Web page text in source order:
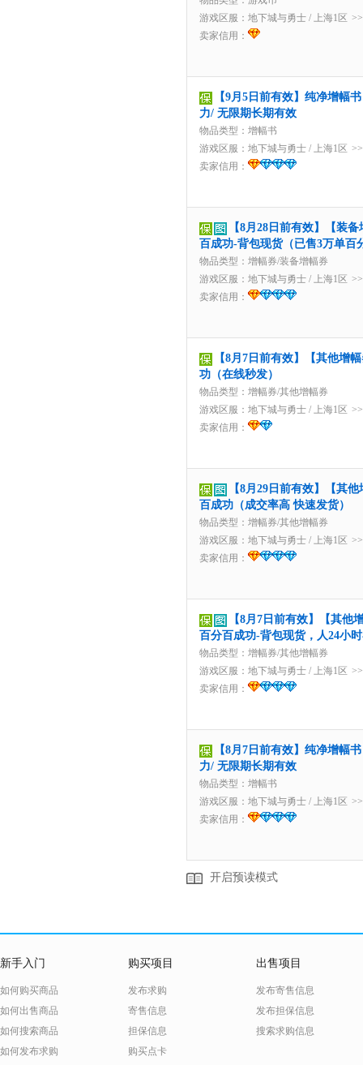
游戏区服： 地下城与勇士 / 上海1区
卖家信用：
【9月5日前有效】纯净增幅
力/ 无限期长期有效
物品类型：增幅书
游戏区服： 地下城与勇士 / 上海1区
卖家信用：
【8月28日前有效】【装
百成功-背包现货（已售3万单百
物品类型：增幅券/装备增幅券
游戏区服： 地下城与勇士 / 上海1区
卖家信用：
【8月7日前有效】【其他增
功（在线秒发）
物品类型：增幅券/其他增幅券
游戏区服： 地下城与勇士 / 上海1区
卖家信用：
【8月29日前有效】【其
百成功（成交率高 快速发货）
物品类型：增幅券/其他增幅券
游戏区服： 地下城与勇士 / 上海1区
卖家信用：
【8月7日前有效】【其他
百分百成功-背包现货，人24小
物品类型：增幅券/其他增幅券
游戏区服： 地下城与勇士 / 上海1区
卖家信用：
【8月7日前有效】纯净增幅
力/ 无限期长期有效
物品类型：增幅书
游戏区服： 地下城与勇士 / 上海1区
卖家信用：
开启预读模式
新手入门
如何购买商品
如何出售商品
如何搜索商品
如何发布求购
购买项目
发布求购
寄售信息
担保信息
购买点卡
出售项目
发布寄售信息
发布担保信息
搜索求购信息